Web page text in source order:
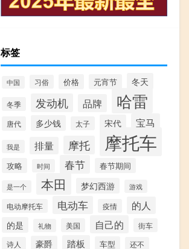
标签
中国 习俗 价格 元宵节 冬天
冬季 发动机 品牌 哈雷
唐代 多少钱 太子 宋代 宝马
我是 排量 摩托 摩托车
攻略 时间 春节 春节期间
是一个 本田 梦幻西游 游戏
电动摩托车 电动车 疫情 的人
的是 礼物 美国 自己的
街车
诗人
豪爵 踏板 车型 还不